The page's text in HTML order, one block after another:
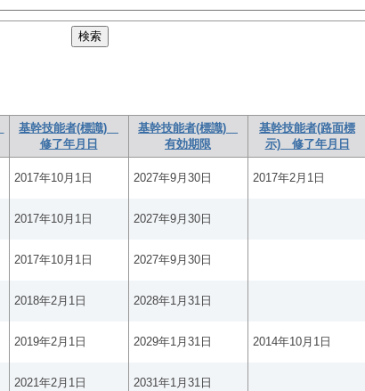
基幹技能者(標識)
修了年月日
基幹技能者(標識)
有効期限
基幹技能者(路面標
示) 修了年月日
2017年10月1日 2027年9月30日 2017年2月1日
2017年10月1日 2027年9月30日
2017年10月1日 2027年9月30日
2018年2月1日 2028年1月31日
2019年2月1日 2029年1月31日 2014年10月1日
2021年2月1日 2031年1月31日